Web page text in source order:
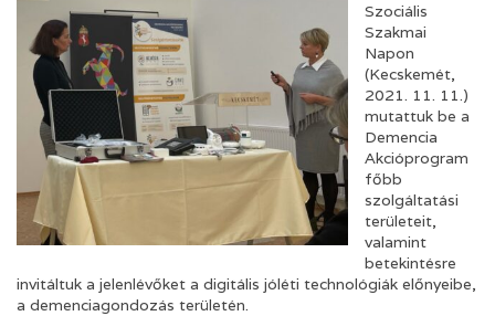
Szociális
Szakmai
Napon
(Kecskemét,
2021. 11. 11.)
mutattuk be a
Demencia
Akcióprogram
főbb
szolgáltatási
területeit,
valamint
betekintésre
invitáltuk a jelenlévőket a digitális jóléti technológiák előnyeibe,
a demenciagondozás területén.